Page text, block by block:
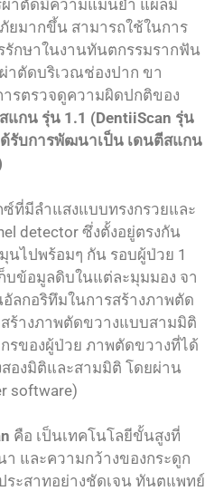
าตัดมีความแม่นยำ แผลมี
ยมากขึ้น สามารถใช้ในการ
กษาในงานทันตกรรมรากฟัน
าตัดบริเวณช่องปาก ขา
ารตรวจดูความผิดปกติของ
แกน รุ่น 1.1 (DentiiScan รุ่น
รับการพัฒนาเป็น เดนตีสแกน
ซ์ที่มีลําแสงแบบทรงกรวยและ
detector ซึ่งตั้งอยู่ตรงกัน
ไปพร้อมๆ กัน รอบผู้ป่วย 1
บข้อมูลดิบในแต่ละมุมมอง จา
กอริทึมในการสร้างภาพตัด
สร้างภาพตัดขวางแบบสามมิติ
รของผู้ป่วย ภาพตัดขวางที่ได้
องมิติและสามมิติ โดยผ่าน
software)
คือ เป็นเทคโนโลยีขั้นสูงที่
และความกว้างของกระดูก
ระสาทอย่างชัดเจน ทันตแพทย์